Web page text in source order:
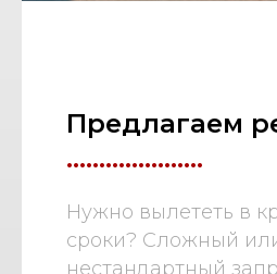
Предлагаем
.....................
Нужно вылететь в
сроки? Сложный
нестандартный